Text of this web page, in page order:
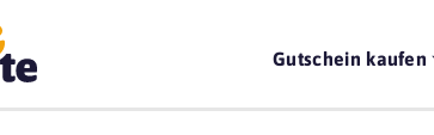
Gutschein kaufen